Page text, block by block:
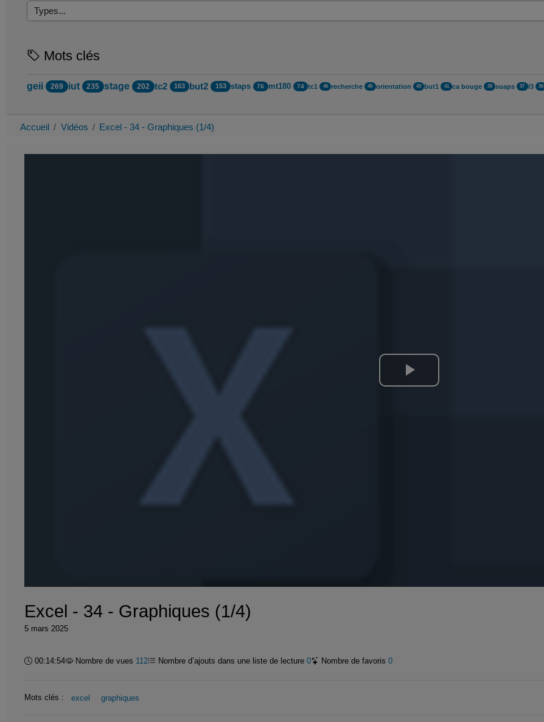
Mots clés
geii 269 iut 235 stage 202 tc2 163 but2 153 staps 76 mt180 74 tc1 46 recherche 45 orientation 43 but1 41 ca bouge 39 suaps 37 l3 36
Accueil Vidéos Excel - 34 - Graphiques (1/4)
Lire
Excel - 34 - Graphiques (1/4)
5 mars 2025
Durée :
00:14:54 Nombre de vues 112 Nombre d’ajouts dans une liste de lecture0 Nombre de favoris0
Mots clés : excel graphiques